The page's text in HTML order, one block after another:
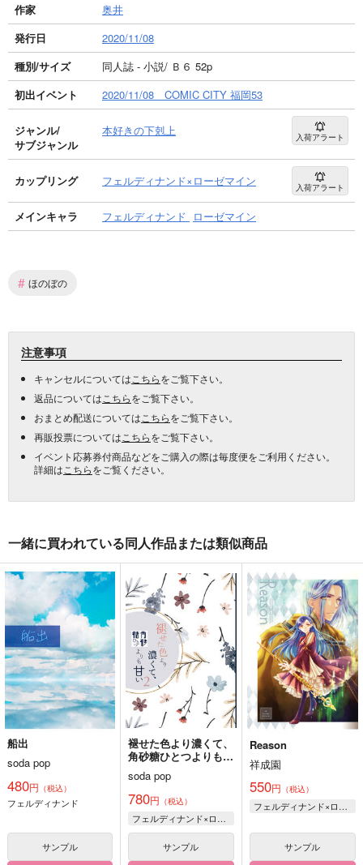
作家
奥井
発行日
2020/11/08
種別/サイズ
同人誌 - 小説/ Ｂ６ 52p
初出イベント
2020/11/08 COMIC CITY 福岡53
ジャンル/
サブジャンル
本好きの下剋上 入荷アラート
カップリング フェルディナンド×ローゼマイン 入荷アラート
メインキャラ フェルディナンド ローゼマイン
# ほのぼの
注意事項
キャンセルについては こちらをご覧下さい。
返品については こちらをご覧下さい。
おまとめ配送については こちらをご覧下さい。
再販投票については こちらをご覧下さい。
イベント応募券付商品などをご購入の際は毎度便をご利用ください。
詳細は こちらをご覧ください。
一緒に買われている同人作品または類似商品
船出
soda pop
480円 （税込）
フェルディナンド
サンプル
褪せた色より濃くて、
角砂糖ひとつよりも甘
い2
soda pop
780円 （税込）
フェルディナンド×ローゼマイン
サンプル
Reason
祥成園
550円 （税込）
フェルディナンド×ローゼマイン
サンプル